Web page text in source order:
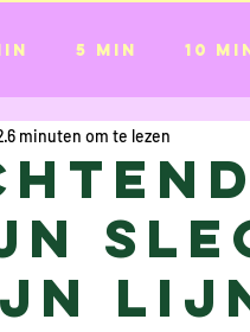
5 min 10
Gedicht
Anaïs Raes
6 minuten om te lezen